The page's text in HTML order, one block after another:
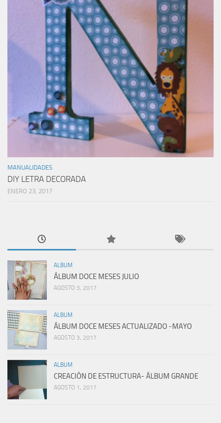
MANUALIDADES
DIY LETRA DECORADA
ENERO 23, 2017
ALBUM
ÁLBUM DOCE MESES JULIO
AGOSTO 3, 2017
ALBUM
ÁLBUM DOCE MESES ACTUALIZADO -MAYO
AGOSTO 3, 2017
ALBUM
CREACIÓN DE ESTRUCTURA- ÁLBUM GRANDE
AGOSTO 1, 2017